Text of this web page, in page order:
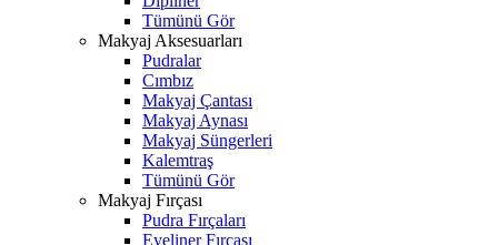
Tümünü Gör
Makyaj Aksesuarları
Pudralar
Cımbız
Makyaj Çantası
Makyaj Aynası
Makyaj Süngerleri
Kalemtraş
Tümünü Gör
Makyaj Fırçası
Pudra Fırçaları
Eyeliner Fırçası